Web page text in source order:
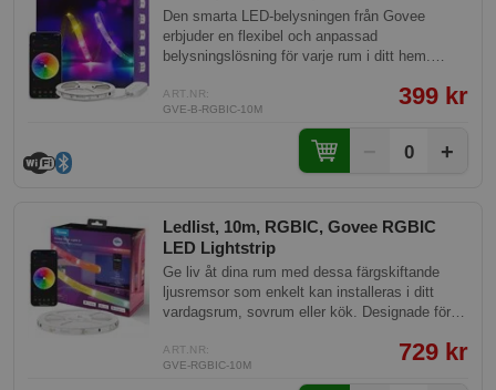
Den smarta LED-belysningen från Govee
erbjuder en flexibel och anpassad
belysningslösning för varje rum i ditt hem.
Home-appen kan du enkelt justera färger och
effekter för en personlig atmosfär. Denna
smarta enhet ger både stil och funktionalitet
med hög användarvänlighet.
ART.NR:
GVE-B-RGBIC-10M
399 kr
0 +
Ledlist, 10m, RGBIC, Govee RGBIC
LED Lightstrip
Ge liv åt dina rum med dessa färgskiftande
ljusremsor som enkelt kan installeras i ditt
vardagsrum, sovrum eller kök. Designade för
belysning, erbjuder dessa ljusremsor ett
mångsidigt sätt att lyfta din interiör.
ART.NR:
GVE-RGBIC-10M
729 kr